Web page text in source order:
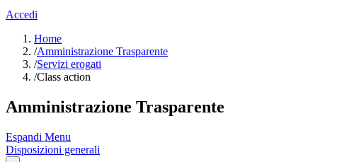
Accedi
Home
/Amministrazione Trasparente
/Servizi erogati
/Class action
Amministrazione Trasparente
Espandi Menu
Disposizioni generali